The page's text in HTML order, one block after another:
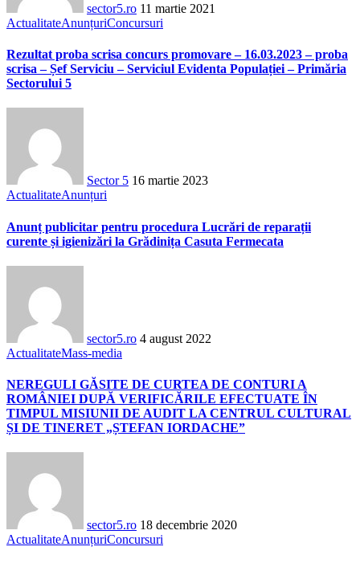
sector5.ro 11 martie 2021
ActualitateAnunțuriConcursuri
Rezultat proba scrisa concurs promovare – 16.03.2023 – proba
scrisa – Șef Serviciu – Serviciul Evidenta Populației – Primăria
Sectorului 5
Sector 5 16 martie 2023
ActualitateAnunțuri
Anunț publicitar pentru procedura Lucrări de reparații
curente și igienizări la Grădinița Casuta Fermecata
sector5.ro 4 august 2022
ActualitateMass-media
NEREGULI GĂSITE DE CURTEA DE CONTURI A
ROMÂNIEI DUPĂ VERIFICĂRILE EFECTUATE ÎN
TIMPUL MISIUNII DE AUDIT LA CENTRUL CULTURAL
ȘI DE TINERET „ȘTEFAN IORDACHE”
sector5.ro 18 decembrie 2020
ActualitateAnunțuriConcursuri